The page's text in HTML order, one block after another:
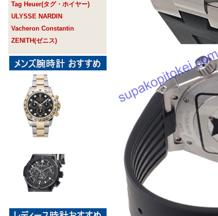
Tag Heuer(タグ・ホイヤー)
ULYSSE NARDIN
Vacheron Constantin
ZENITH(ゼニス)